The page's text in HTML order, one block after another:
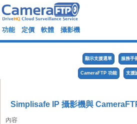
功能 定價 軟體 攝影機
顯示支援選單 服務手
CameraFTP 功能 支援
Simplisafe IP 攝影機與
內容